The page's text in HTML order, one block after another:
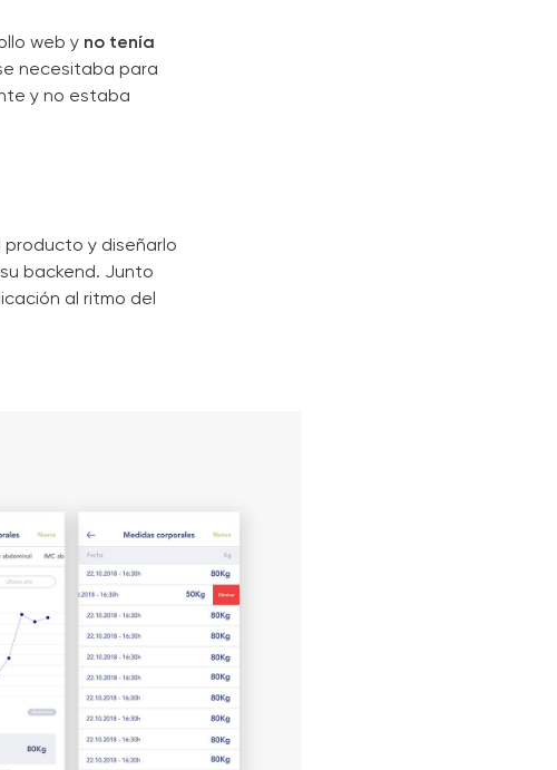
web y no tenía
necesitaba para
y no estaba
producto y diseñarlo
backend. Junto
al ritmo del